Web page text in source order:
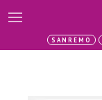
SANREMO